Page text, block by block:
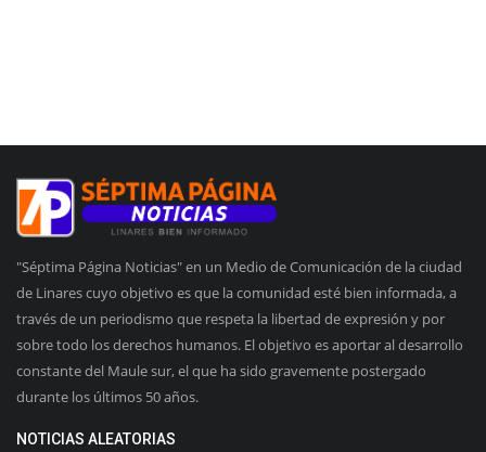
"Séptima Página Noticias" en un Medio de Comunicación de la ciudad
de Linares cuyo objetivo es que la comunidad esté bien informada, a
través de un periodismo que respeta la libertad de expresión y por
sobre todo los derechos humanos. El objetivo es aportar al desarrollo
constante del Maule sur, el que ha sido gravemente postergado
durante los últimos 50 años.
NOTICIAS ALEATORIAS